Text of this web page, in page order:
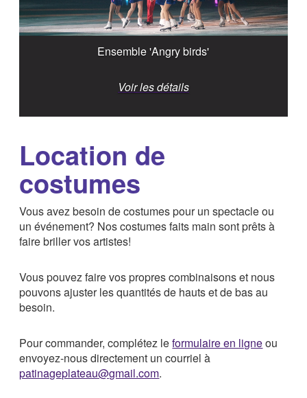
Ensemble 'Angry birds'
Voir les détails
Location de
costumes
Vous avez besoin de costumes pour un spectacle ou
un événement? Nos costumes faits main sont prêts à
faire briller vos artistes!
Vous pouvez faire vos propres combinaisons et nous
pouvons ajuster les quantités de hauts et de bas au
besoin.
Pour commander, complétez leformulaire en ligneou
envoyez-nous directement un courriel à
patinageplateau@gmail.com.